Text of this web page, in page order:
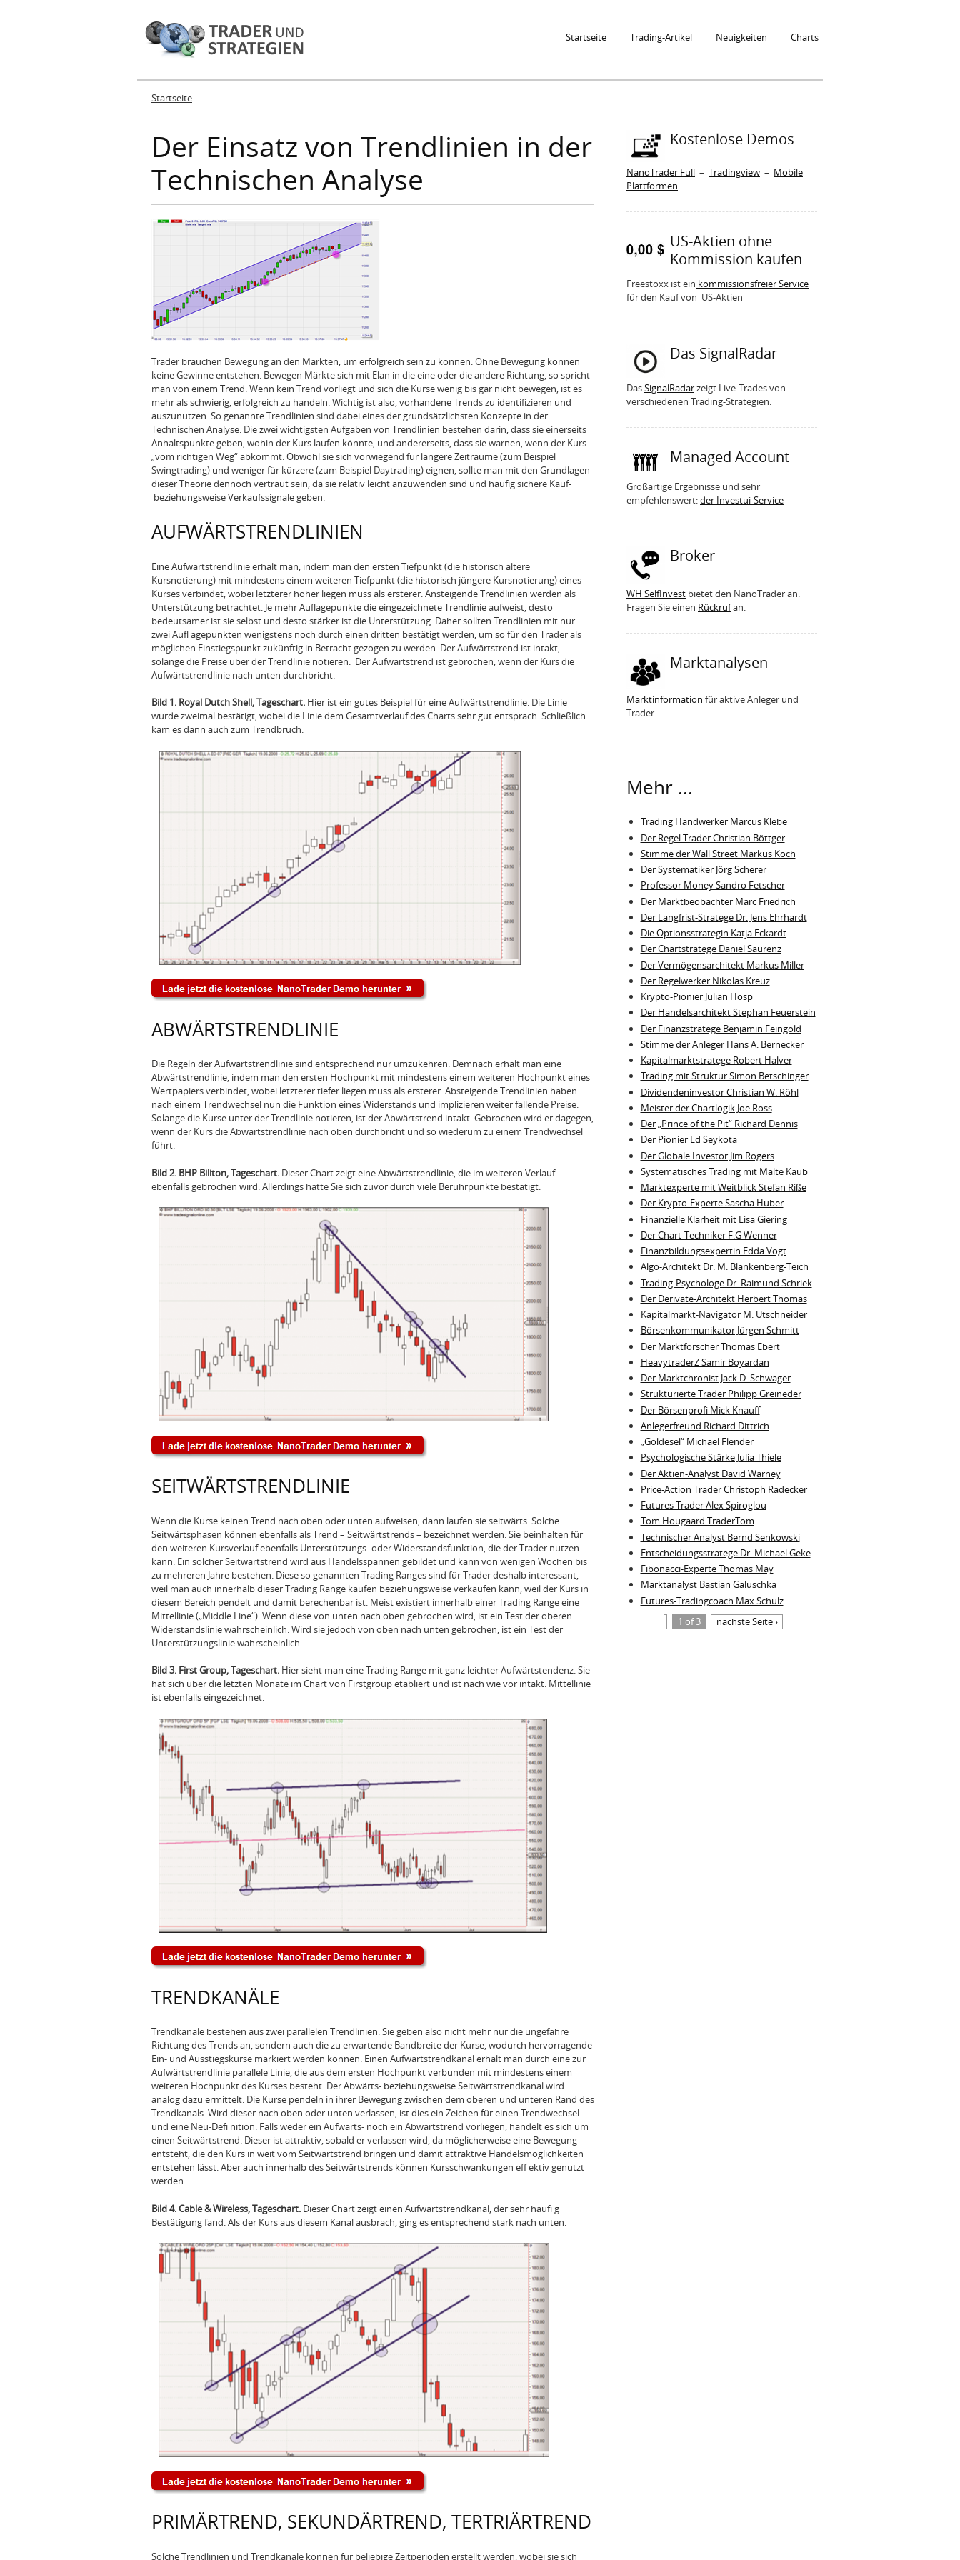
Startseite Trading-Artikel Neuigkeiten Charts
Sie sind hier
Startseite
Der Einsatz von Trendlinien in der
Technischen Analyse
Trader brauchen Bewegung an den Märkten, um erfolgreich sein zu können. Ohne Bewegung können
keine Gewinne entstehen. Bewegen Märkte sich mit Elan in die eine oder die andere Richtung, so spricht
man von einem Trend. Wenn kein Trend vorliegt und sich die Kurse wenig bis gar nicht bewegen, ist es
mehr als schwierig, erfolgreich zu handeln. Wichtig ist also, vorhandene Trends zu identifizieren und
auszunutzen. So genannte Trendlinien sind dabei eines der grundsätzlichsten Konzepte in der
Technischen Analyse. Die zwei wichtigsten Aufgaben von Trendlinien bestehen darin, dass sie einerseits
Anhaltspunkte geben, wohin der Kurs laufen könnte, und andererseits, dass sie warnen, wenn der Kurs
„vom richtigen Weg“ abkommt. Obwohl sie sich vorwiegend für längere Zeiträume (zum Beispiel
Swingtrading) und weniger für kürzere (zum Beispiel Daytrading) eignen, sollte man mit den Grundlagen
dieser Theorie dennoch vertraut sein, da sie relativ leicht anzuwenden sind und häufig sichere Kauf-
beziehungsweise Verkaufssignale geben.
AUFWÄRTSTRENDLINIEN
Eine Aufwärtstrendlinie erhält man, indem man den ersten Tiefpunkt (die historisch ältere
Kursnotierung) mit mindestens einem weiteren Tiefpunkt (die historisch jüngere Kursnotierung) eines
Kurses verbindet, wobei letzterer höher liegen muss als ersterer. Ansteigende Trendlinien werden als
Unterstützung betrachtet. Je mehr Auflagepunkte die eingezeichnete Trendlinie aufweist, desto
bedeutsamer ist sie selbst und desto stärker ist die Unterstützung. Daher sollten Trendlinien mit nur
zwei Aufl agepunkten wenigstens noch durch einen dritten bestätigt werden, um so für den Trader als
möglichen Einstiegspunkt zukünftig in Betracht gezogen zu werden. Der Aufwärtstrend ist intakt,
solange die Preise über der Trendlinie notieren. Der Aufwärtstrend ist gebrochen, wenn der Kurs die
Aufwärtstrendlinie nach unten durchbricht.
Bild 1. Royal Dutch Shell, Tageschart. Hier ist ein gutes Beispiel für eine Aufwärtstrendlinie. Die Linie
wurde zweimal bestätigt, wobei die Linie dem Gesamtverlauf des Charts sehr gut entsprach. Schließlich
kam es dann auch zum Trendbruch.
ABWÄRTSTRENDLINIE
Die Regeln der Aufwärtstrendlinie sind entsprechend nur umzukehren. Demnach erhält man eine
Abwärtstrendlinie, indem man den ersten Hochpunkt mit mindestens einem weiteren Hochpunkt eines
Wertpapiers verbindet, wobei letzterer tiefer liegen muss als ersterer. Absteigende Trendlinien haben
nach einem Trendwechsel nun die Funktion eines Widerstands und implizieren weiter fallende Preise.
Solange die Kurse unter der Trendlinie notieren, ist der Abwärtstrend intakt. Gebrochen wird er dagegen,
wenn der Kurs die Abwärtstrendlinie nach oben durchbricht und so wiederum zu einem Trendwechsel
führt.
Bild 2. BHP Biliton, Tageschart. Dieser Chart zeigt eine Abwärtstrendlinie, die im weiteren Verlauf
ebenfalls gebrochen wird. Allerdings hatte Sie sich zuvor durch viele Berührpunkte bestätigt.
SEITWÄRTSTRENDLINIE
Wenn die Kurse keinen Trend nach oben oder unten aufweisen, dann laufen sie seitwärts. Solche
Seitwärtsphasen können ebenfalls als Trend – Seitwärtstrends – bezeichnet werden. Sie beinhalten für
den weiteren Kursverlauf ebenfalls Unterstützungs- oder Widerstandsfunktion, die der Trader nutzen
kann. Ein solcher Seitwärtstrend wird aus Handelsspannen gebildet und kann von wenigen Wochen bis
zu mehreren Jahre bestehen. Diese so genannten Trading Ranges sind für Trader deshalb interessant,
weil man auch innerhalb dieser Trading Range kaufen beziehungsweise verkaufen kann, weil der Kurs in
diesem Bereich pendelt und damit berechenbar ist. Meist existiert innerhalb einer Trading Range eine
Mittellinie („Middle Line“). Wenn diese von unten nach oben gebrochen wird, ist ein Test der oberen
Widerstandslinie wahrscheinlich. Wird sie jedoch von oben nach unten gebrochen, ist ein Test der
Unterstützungslinie wahrscheinlich.
Bild 3. First Group, Tageschart. Hier sieht man eine Trading Range mit ganz leichter Aufwärtstendenz. Sie
hat sich über die letzten Monate im Chart von Firstgroup etabliert und ist nach wie vor intakt. Mittellinie
ist ebenfalls eingezeichnet.
TRENDKANÄLE
Trendkanäle bestehen aus zwei parallelen Trendlinien. Sie geben also nicht mehr nur die ungefähre
Richtung des Trends an, sondern auch die zu erwartende Bandbreite der Kurse, wodurch hervorragende
Ein- und Ausstiegskurse markiert werden können. Einen Aufwärtstrendkanal erhält man durch eine zur
Aufwärtstrendlinie parallele Linie, die aus dem ersten Hochpunkt verbunden mit mindestens einem
weiteren Hochpunkt des Kurses besteht. Der Abwärts- beziehungsweise Seitwärtstrendkanal wird
analog dazu ermittelt. Die Kurse pendeln in ihrer Bewegung zwischen dem oberen und unteren Rand des
Trendkanals. Wird dieser nach oben oder unten verlassen, ist dies ein Zeichen für einen Trendwechsel
und eine Neu-Defi nition. Falls weder ein Aufwärts- noch ein Abwärtstrend vorliegen, handelt es sich um
einen Seitwärtstrend. Dieser ist attraktiv, sobald er verlassen wird, da möglicherweise eine Bewegung
entsteht, die den Kurs in weit vom Seitwärtstrend bringen und damit attraktive Handelsmöglichkeiten
entstehen lässt. Aber auch innerhalb des Seitwärtstrends können Kursschwankungen eff ektiv genutzt
werden.
Bild 4. Cable & Wireless, Tageschart. Dieser Chart zeigt einen Aufwärtstrendkanal, der sehr häufi g
Bestätigung fand. Als der Kurs aus diesem Kanal ausbrach, ging es entsprechend stark nach unten.
PRIMÄRTREND, SEKUNDÄRTREND, TERTRIÄRTREND
Solche Trendlinien und Trendkanäle können für beliebige Zeitperioden erstellt werden, wobei sie sich
Kostenlose Demos
NanoTrader Full – Tradingview – Mobile
Plattformen
US-Aktien ohne
Kommission kaufen
Freestoxx ist ein kommissionsfreier Service
für den Kauf von US-Aktien
Das SignalRadar
DasSignalRadarzeigt Live-Trades von
verschiedenen Trading-Strategien.
Managed Account
Großartige Ergebnisse und sehr
empfehlenswert:der Investui-Service
Broker
WH SelfInvest bietet den NanoTrader an.
Fragen Sie einen Rückrufan.
Marktanalysen
Marktinformation für aktive Anleger und
Trader.
Mehr ...
Trading Handwerker Marcus Klebe
Der Regel Trader Christian Böttger
Stimme der Wall Street Markus Koch
Der Systematiker Jörg Scherer
Professor Money Sandro Fetscher
Der Marktbeobachter Marc Friedrich
Der Langfrist-Stratege Dr. Jens Ehrhardt
Die Optionsstrategin Katja Eckardt
Der Chartstratege Daniel Saurenz
Der Vermögensarchitekt Markus Miller
Der Regelwerker Nikolas Kreuz
Krypto-Pionier Julian Hosp
Der Handelsarchitekt Stephan Feuerstein
Der Finanzstratege Benjamin Feingold
Stimme der Anleger Hans A. Bernecker
Kapitalmarktstratege Robert Halver
Trading mit Struktur Simon Betschinger
Dividendeninvestor Christian W. Röhl
Meister der Chartlogik Joe Ross
Der „Prince of the Pit“ Richard Dennis
Der Pionier Ed Seykota
Der Globale Investor Jim Rogers
Systematisches Trading mit Malte Kaub
Marktexperte mit Weitblick Stefan Riße
Der Krypto-Experte Sascha Huber
Finanzielle Klarheit mit Lisa Giering
Der Chart-Techniker F.G Wenner
Finanzbildungsexpertin Edda Vogt
Algo‑Architekt Dr. M. Blankenberg‑Teich
Trading-Psychologe Dr. Raimund Schriek
Der Derivate‑Architekt Herbert Thomas
Kapitalmarkt-Navigator M. Utschneider
Börsenkommunikator Jürgen Schmitt
Der Marktforscher Thomas Ebert
HeavytraderZ Samir Boyardan
Der Marktchronist Jack D. Schwager
Strukturierte Trader Philipp Greineder
Der Börsenprofi Mick Knauff
Anlegerfreund Richard Dittrich
„Goldesel“ Michael Flender
Psychologische Stärke Julia Thiele
Der Aktien-Analyst David Warney
Price-Action Trader Christoph Radecker
Futures Trader Alex Spiroglou
Tom Hougaard TraderTom
Technischer Analyst Bernd Senkowski
Entscheidungsstratege Dr. Michael Geke
Fibonacci-Experte Thomas May
Marktanalyst Bastian Galuschka
Futures-Tradingcoach Max Schulz
1 of 3
nächste Seite ›